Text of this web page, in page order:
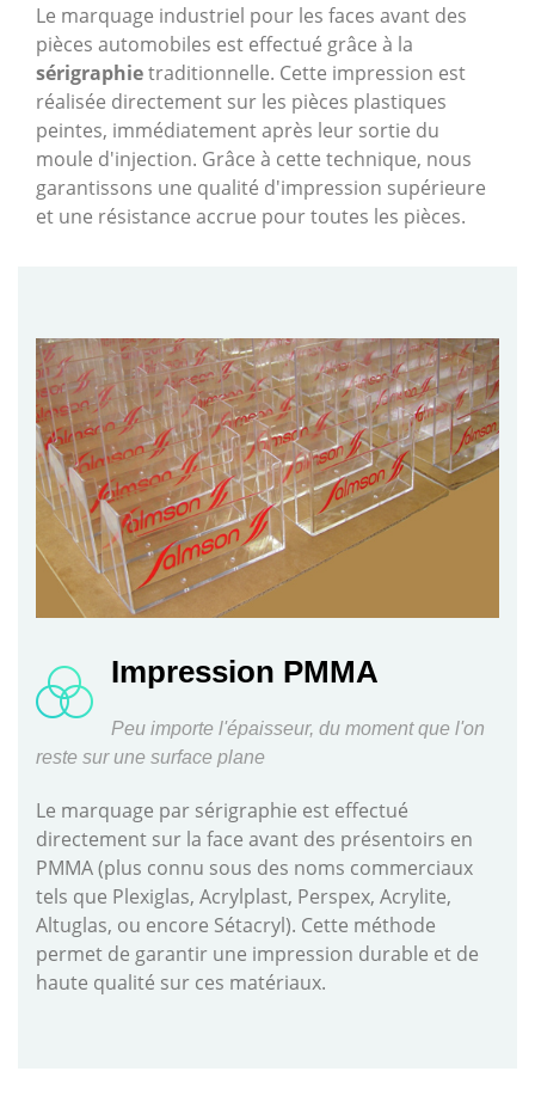
Le marquage industriel pour les faces avant des
pièces automobiles est effectué grâce à la
sérigraphietraditionnelle. Cette impression est
réalisée directement sur les pièces plastiques
peintes, immédiatement après leur sortie du
moule d'injection. Grâce à cette technique, nous
garantissons une qualité d'impression supérieure
et une résistance accrue pour toutes les pièces.
Impression PMMA
Peu importe l'épaisseur, du moment que l'on
reste sur une surface plane
Le marquage par sérigraphie est effectué
directement sur la face avant des présentoirs en
PMMA (plus connu sous des noms commerciaux
tels que Plexiglas, Acrylplast, Perspex, Acrylite,
Altuglas, ou encore Sétacryl). Cette méthode
permet de garantir une impression durable et de
haute qualité sur ces matériaux.